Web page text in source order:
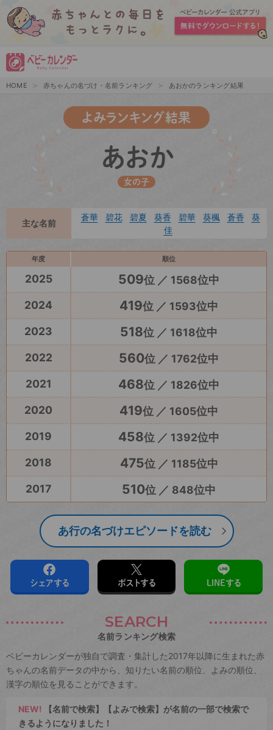
HOME 赤ちゃんの名づけ・名前ランキング あおかのランキング結果
よみランキング結果
あおか
女の子
主な名前
蒼華 碧花 碧夏 葵香 碧華 葵楓 蒼香
葵
佳
年度 順位
2025 509位 ／ 1568位中
2024
419位 ／ 1593位中
2023
518位 ／ 1618位中
2022
560位 ／ 1762位中
2021
468位 ／ 1826位中
2020
419位 ／ 1605位中
2019
458位 ／ 1392位中
2018
475位 ／ 1185位中
2017
510位 ／ 848位中
あ行の名づけエピソードを読む
シェアする ポストする LINEする
SEARCH
名前ランキング検索
ベビーカレンダーが独自で調査・集計した2017年以降に生まれた赤
ちゃんの名前データの中から、知りたい名前の順位、よみの順位、
漢字の順位を見ることができます。
NEW! 【名前で検索】【よみで検索】が名前の一部で検索で
きるようになりました！